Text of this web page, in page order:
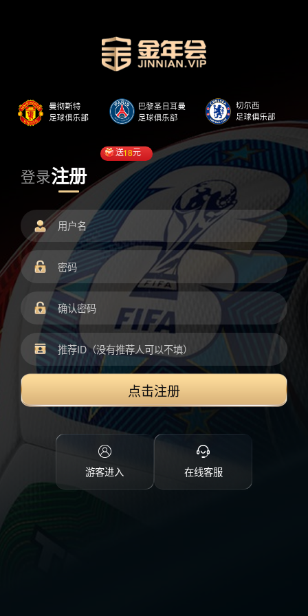
登录注册
送18元
点击注册
游客进入 在线客服